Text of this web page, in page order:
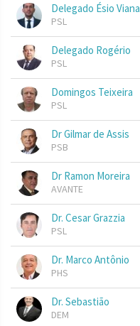
Delegado Ésio Viana
PSL
Delegado Rogério
PSL
Domingos Teixeira
PSL
Dr Gilmar de Assis
PSB
Dr Ramon Moreira
AVANTE
Dr. Cesar Grazzia
PSL
Dr. Marco Antônio
PHS
Dr. Sebastião
DEM